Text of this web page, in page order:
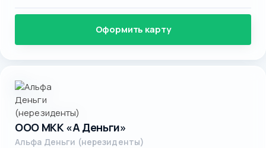
Оформить карту
ООО МКК «А Деньги»
Альфа Деньги (нерезиденты)